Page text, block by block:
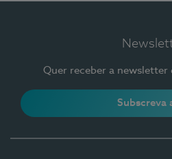
Quer receber a newsletter
Subscreva